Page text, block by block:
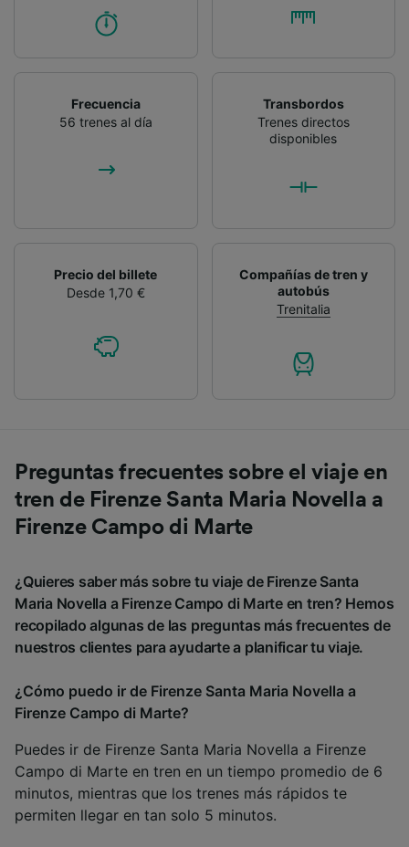
Frecuencia
56 trenes al día
Transbordos
Trenes directos
disponibles
Precio del billete
Desde 1,70 €
Compañías de tren y
autobús
Trenitalia
Preguntas frecuentes sobre el viaje en
tren de Firenze Santa Maria Novella a
Firenze Campo di Marte
¿Quieres saber más sobre tu viaje de Firenze Santa
Maria Novella a Firenze Campo di Marte en tren? Hemos
recopilado algunas de las preguntas más frecuentes de
nuestros clientes para ayudarte a planificar tu viaje.
¿Cómo puedo ir de Firenze Santa Maria Novella a
Firenze Campo di Marte?
Puedes ir de Firenze Santa Maria Novella a Firenze
Campo di Marte en tren en un tiempo promedio de 6
minutos, mientras que los trenes más rápidos te
permiten llegar en tan solo 5 minutos.